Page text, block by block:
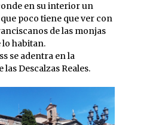
en su interior un
poco tiene que ver con
de las monjas
lo habitan.
se adentra en la
Descalzas Reales.